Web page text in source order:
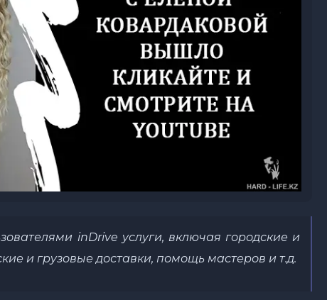
inDrive услуги, включая городские и
и грузовые доставки, помощь мастеров и т.д.